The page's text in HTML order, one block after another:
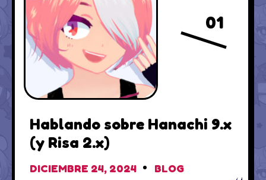
01
Hablando sobre Hanachi 9.x
(y Risa 2.x)
DICIEMBRE 24, 2024 BLOG